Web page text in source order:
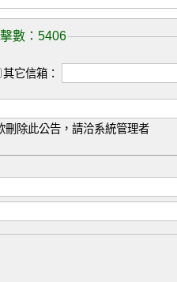
數：5406
其它信箱：
刪除此公告，請洽系統管理者